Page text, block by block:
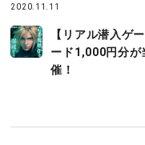
2020.11.11
【リアル潜入ゲ
ード1,000円分が
催！